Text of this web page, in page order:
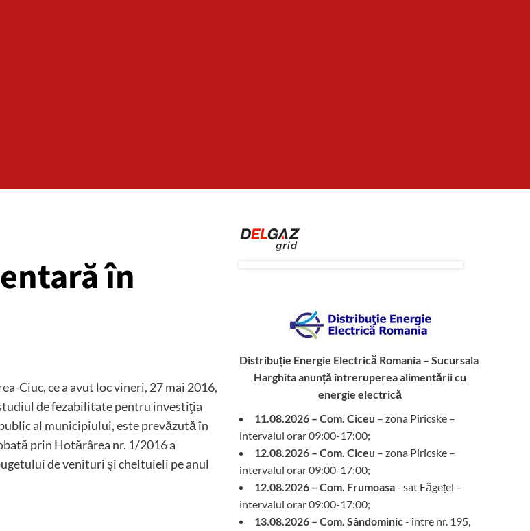
în
Ciuc, ce a avut loc vineri, 27 mai 2016,
de fezabilitate pentru investiţia
al municipiului, este prevăzută în
prin Hotărârea nr. 1/2016 a
de venituri şi cheltuieli pe anul
Distribuție Energie Electrică Romania – Sucursala
Harghitaanunță întreruperea alimentării cu
energie electrică
11.08.2026 – Com. Ciceu – zona Piricske –
intervalul orar 09:00-17:00;
12.08.2026 – Com. Ciceu – zona Piricske –
intervalul orar 09:00-17:00;
12.08.2026 – Com. Frumoasa- sat Făgețel –
intervalul orar 09:00-17:00;
13.08.2026 – Com. Sândominic- între nr. 195,